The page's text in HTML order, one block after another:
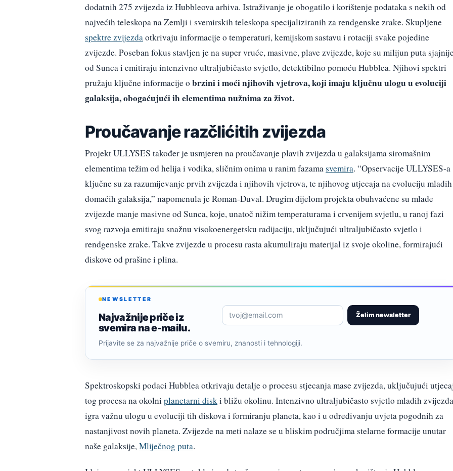
dodatnih 275 zvijezda iz Hubbleova arhiva. Istraživanje je obogatilo i korištenje podataka s nekih od
najvećih teleskopa na Zemlji i svemirskih teleskopa specijaliziranih za rendgenske zrake. Skupljene
spektre zvijezdaotkrivaju informacije o temperaturi, kemijskom sastavu i rotaciji svake pojedine
zvijezde. Poseban fokus stavljen je na super vruće, masivne, plave zvijezde, koje su milijun puta
od Sunca i emitiraju intenzivno ultraljubičasto svjetlo, detektibilno pomoću Hubblea. Njihovi spektri
pružaju ključne informacije o brzini i moći njihovih vjetrova, koji imaju ključnu ulogu u evoluciji
galaksija, obogaćujući ih elementima nužnima za život.
Proučavanje razčlićitih zvijezda
Projekt ULLYSES također je usmjeren na proučavanje plavih zvijezda u galaksijama siromašnim
elementima težim od helija i vodika, sličnim onima u ranim fazamasvemira. “Opservacije ULLYSES-a
ključne su za razumijevanje prvih zvijezda i njihovih vjetrova, te njihovog utjecaja na evoluciju mladih
domaćih galaksija,” napomenula je Roman-Duval. Drugim dijelom projekta obuhvaćene su mlade
zvijezde manje masivne od Sunca, koje, unatoč nižim temperaturama i crvenijem svjetlu, u ranoj fazi
svog razvoja emitiraju snažnu visokoenergetsku radijaciju, uključujući ultraljubičasto svjetlo i
rendgenske zrake. Takve zvijezde u procesu rasta akumuliraju materijal iz svoje okoline, formirajući
diskove od prašine i plina.
NEWSLETTER
Najvažnije priče iz
svemira na e-mailu.
Želim newsletter
Prijavite se za najvažnije priče o svemiru, znanosti i tehnologiji.
Spektroskopski podaci Hubblea otkrivaju detalje o procesu stjecanja mase zvijezda, uključujući
tog procesa na okolni planetarni diski bližu okolinu. Intenzivno ultraljubičasto svjetlo mladih zvijezda
igra važnu ulogu u evoluciji tih diskova i formiranju planeta, kao i u određivanju uvjeta pogodnih za
nastanjivost novih planeta. Zvijezde na meti nalaze se u bliskim područjima stelarne formacije unutar
naše galaksije,Mliječnog puta.